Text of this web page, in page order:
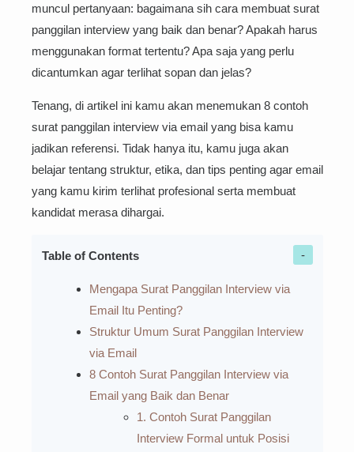
muncul pertanyaan: bagaimana sih cara membuat surat
panggilan interview yang baik dan benar? Apakah harus
menggunakan format tertentu? Apa saja yang perlu
dicantumkan agar terlihat sopan dan jelas?
Tenang, di artikel ini kamu akan menemukan 8 contoh
surat panggilan interview via email yang bisa kamu
jadikan referensi. Tidak hanya itu, kamu juga akan
belajar tentang struktur, etika, dan tips penting agar email
yang kamu kirim terlihat profesional serta membuat
kandidat merasa dihargai.
Table of Contents
Mengapa Surat Panggilan Interview via
Email Itu Penting?
Struktur Umum Surat Panggilan Interview
via Email
8 Contoh Surat Panggilan Interview via
Email yang Baik dan Benar
1. Contoh Surat Panggilan
Interview Formal untuk Posisi